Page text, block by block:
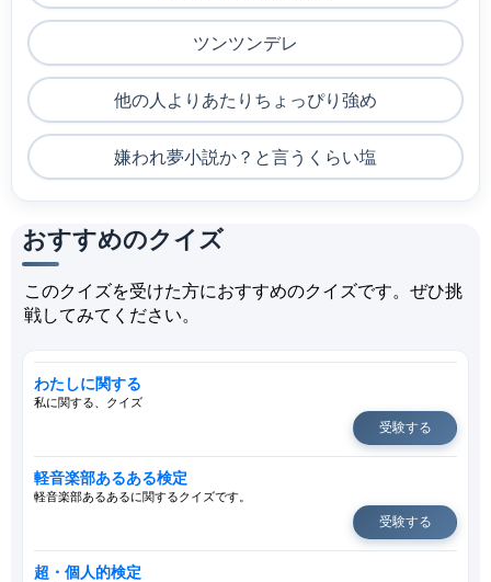
ツンツンデレ
他の人よりあたりちょっぴり強め
嫌われ夢小説か？と言うくらい塩
おすすめのクイズ
このクイズを受けた方におすすめのクイズです。ぜひ挑
戦してみてください。
わたしに関する
私に関する、クイズ
受験する
軽音楽部あるある検定
軽音楽部あるあるに関するクイズです。
受験する
超・個人的検定